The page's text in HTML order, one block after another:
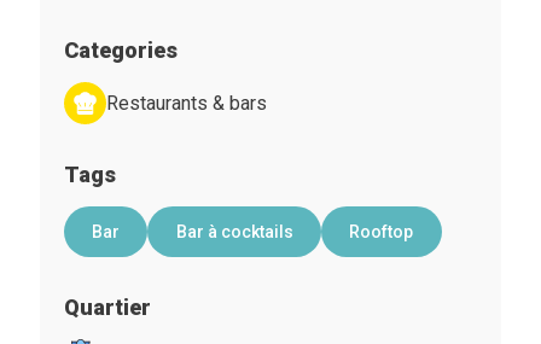
Categories
Restaurants & bars
Tags
Bar Bar à cocktails Rooftop
Quartier